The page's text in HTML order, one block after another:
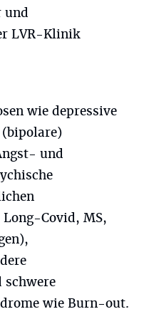
und
LVR-Klinik
wie depressive
und
Covid, MS,
schwere
wie Burn-out.